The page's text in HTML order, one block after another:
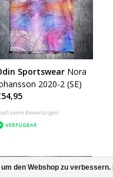
Sportswear Nora
2020-2 (SE)
keine Bewertungen
VERFÜGBAR
den Webshop zu